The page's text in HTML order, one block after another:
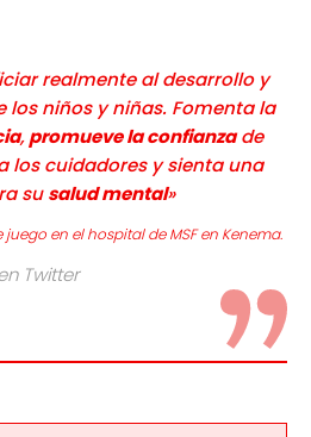
realmente al desarrollo y
los niños y niñas. Fomenta la
,promueve la confianzade
los cuidadores y sienta una
susalud mental»
en el hospital de MSF en Kenema.
Twitter